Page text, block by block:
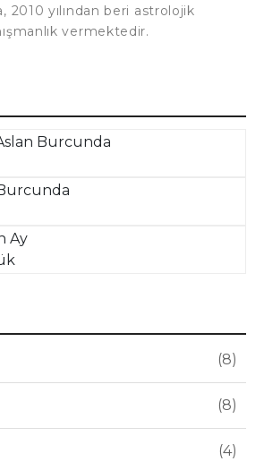
2010 yılından beri astrolojik
vermektedir.
Burcunda
Ay
8
8
4